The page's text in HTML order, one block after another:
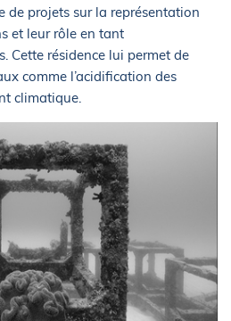
de projets sur la représentation
et leur rôle en tant
Cette résidence lui permet de
comme l’acidification des
climatique.